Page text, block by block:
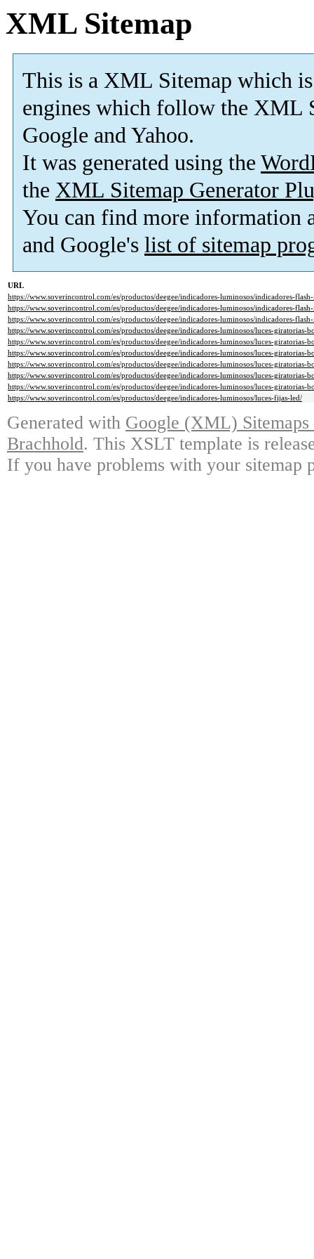
XML Sitemap
This is a XML Sitemap which is
engines which follow the XML
Google and Yahoo.
It was generated using the
the XML Sitemap Generator
You can find more information
and Google's list of sitemap
URL
https://www.soverincontrol.com/es/productos/deegee/indicadores-luminosos/indicadores-
https://www.soverincontrol.com/es/productos/deegee/indicadores-luminosos/indicadores-
https://www.soverincontrol.com/es/productos/deegee/indicadores-luminosos/indicadores-
https://www.soverincontrol.com/es/productos/deegee/indicadores-luminosos/luces-giratorias-
https://www.soverincontrol.com/es/productos/deegee/indicadores-luminosos/luces-giratorias-
https://www.soverincontrol.com/es/productos/deegee/indicadores-luminosos/luces-giratorias-
https://www.soverincontrol.com/es/productos/deegee/indicadores-luminosos/luces-giratorias-
https://www.soverincontrol.com/es/productos/deegee/indicadores-luminosos/luces-giratorias-
https://www.soverincontrol.com/es/productos/deegee/indicadores-luminosos/luces-giratorias-
https://www.soverincontrol.com/es/productos/deegee/indicadores-luminosos/luces-fijas-led/
Generated with Google (XML)
Brachhold. This XSLT template is
If you have problems with your sitemap